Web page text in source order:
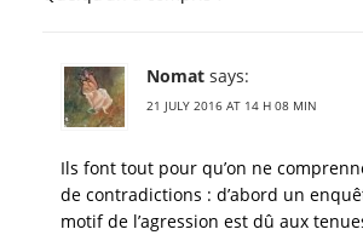
Nomat says:
21 JULY 2016 AT 14 H 08 MIN
Ils font tout pour qu’on ne
de contradictions : d’abord un
motif de l’agression est dû aux